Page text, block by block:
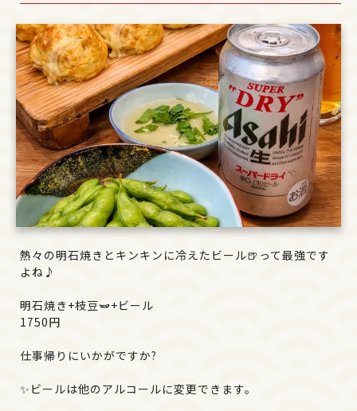
熱々の明石焼きとキンキンに冷えたビール🍺って最強です
よね♪
明石焼き+枝豆🫛+ビール
1750円
仕事帰りにいかがですか?
✨ビールは他のアルコールに変更できます。